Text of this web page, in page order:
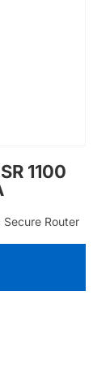
1100
Secure Router